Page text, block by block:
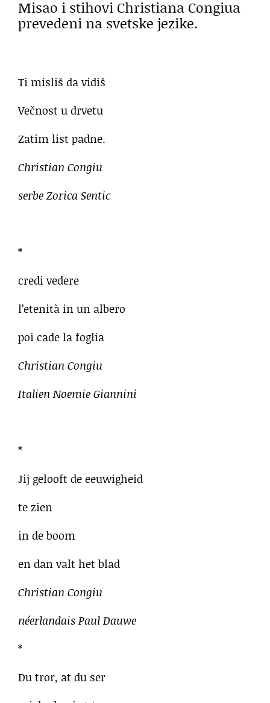
Misao i stihovi Christiana Congiua
prevedeni na svetske jezike.
Ti misliš da vidiš
Večnost u drvetu
Zatim list padne.
Christian Congiu
serbe Zorica Sentic
*
credi vedere
l’etenità in un albero
poi cade la foglia
Christian Congiu
Italien Noemie Giannini
*
Jij gelooft de eeuwigheid
te zien
in de boom
en dan valt het blad
Christian Congiu
néerlandais Paul Dauwe
*
Du tror, at du ser